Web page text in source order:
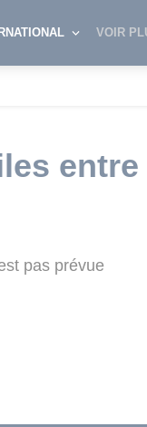
VOIR
entre
pas prévue